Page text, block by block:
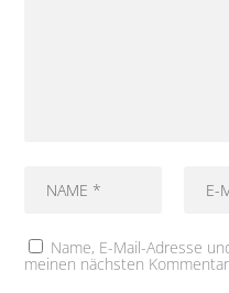
Name, E-Mail-Adresse
meinen nächsten